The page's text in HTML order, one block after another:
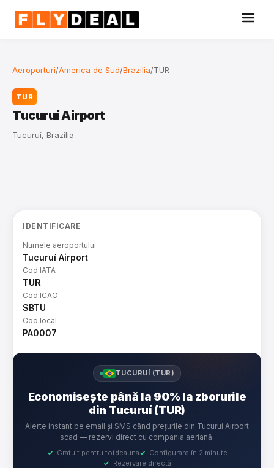
Aeroporturi/America de Sud/Brazilia/TUR
TUR
Tucuruí Airport
Tucuruí, Brazilia
IDENTIFICARE
Numele aeroportului
Tucuruí Airport
Cod IATA
TUR
Cod ICAO
SBTU
Cod local
PA0007
TUCURUÍ (TUR)
Economisește până la 90% la zborurile
din Tucuruí (TUR)
Alerte instant pe email și SMS când prețurile din Tucuruí Airport
scad — rezervi direct cu compania aeriană.
✓ Gratuit pentru totdeauna✓ Configurare în 2 minute
✓ Rezervare directă